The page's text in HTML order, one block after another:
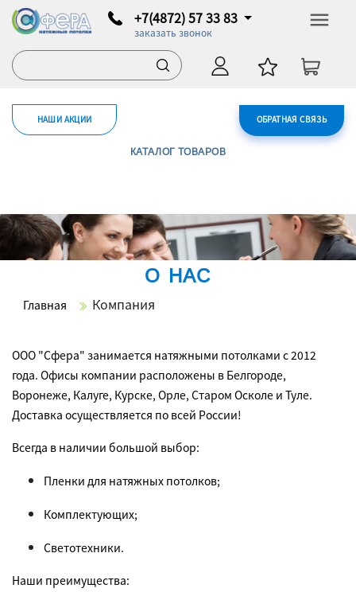
+7(4872) 57 33 83
заказать звонок
ОБРАТНАЯ СВЯЗЬ
НАШИ АКЦИИ
КАТАЛОГ ТОВАРОВ
О НАС
Главная Компания
ООО "Сфера" занимается натяжными потолками с 2012
года. Офисы компании расположены в Белгороде,
Воронеже, Калуге, Курске, Орле, Старом Осколе и Туле.
Доставка осуществляется по всей России!
Всегда в наличии большой выбор:
Пленки для натяжных потолков;
Комплектующих;
Светотехники.
Наши преимущества: